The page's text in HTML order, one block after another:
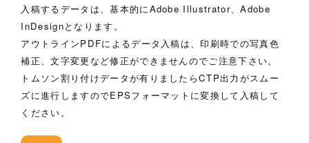
入稿するデータは、基本的にAdobe Illustrator、Adobe
InDesignとなります。
アウトラインPDFによるデータ入稿は、印刷時での写真色
補正、文字変更など修正ができませんのでご注意下さい。
トムソン割り付けデータが有りましたらCTP出力がスムー
ズに進行しますのでEPSフォーマットに変換して入稿して
ください。